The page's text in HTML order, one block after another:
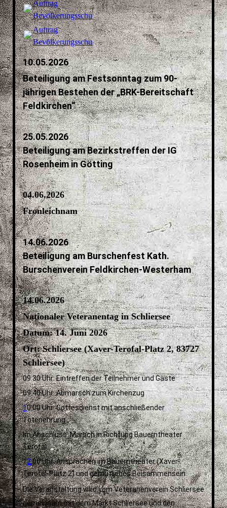
Auftrag
Bevölkerungsschutz.pdf(698.51KB)
Auftrag
Bevölkerungsschutz.pdf(698.51KB)
10.05.2026
Beteiligung am Festsonntag zum 90-
jährigen Bestehen der „BRK-Bereitschaft
Feldkirchen“
25.05.2026
Beteiligung am Bezirkstreffen der IG
Rosenheim in Götting
04.06.2026
Fronleichnam
14.06.2026
Beteiligung am Burschenfest Kath.
Burschenverein Feldkirchen-Westerham
14.06.2026
Nationaler Veteranentag in Schliersee
Datum: 14. Juni 2026
Ort: Schliersee (Xaver-Terofal-Platz 2, 83727
Schliersee)
09:30 Uhr: Eintreffen der Teilnehmer und Gäste
09:40 Uhr: Abmarsch zum Kirchenzug
10:00 Uhr: Gottesdienst mit anschließender
Totenehrung
Im Anschluss: Marsch in Richtung Bauerntheater
Terofal
12:00 Uhr: Ansprachen im Bauerntheater (Xaver-
Terofal-Platz 2) und gemütliches Beisammensein
Die Veranstaltung wird vom Veteranenverein Schliersee
gemeinsam mit dem Markt Schliersee und den